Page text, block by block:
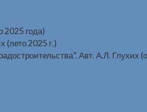
2025 года)
(лето 2025 г.)
Авт. А.Л. Глухих